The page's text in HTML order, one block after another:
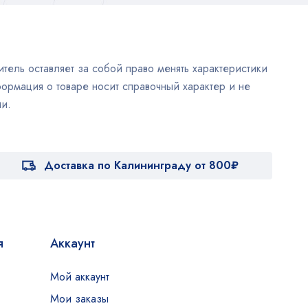
оставляет за собой право менять характеристики
о товаре носит справочный характер и не
Доставка по Калининграду от 800₽
Аккаунт
Мой аккаунт
Мои заказы